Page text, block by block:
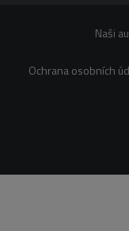
Naši
Ochrana osobních